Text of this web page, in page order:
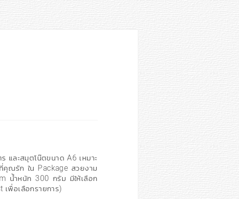
และสมุตโน๊ตขนาด A6 เหมาะ
คุณรัก ใน Package สวยงาม
น้ำหนัก 300 กรัม มีให้เลือก
พื่อเลือกรายการ)